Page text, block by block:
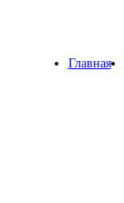
Главная